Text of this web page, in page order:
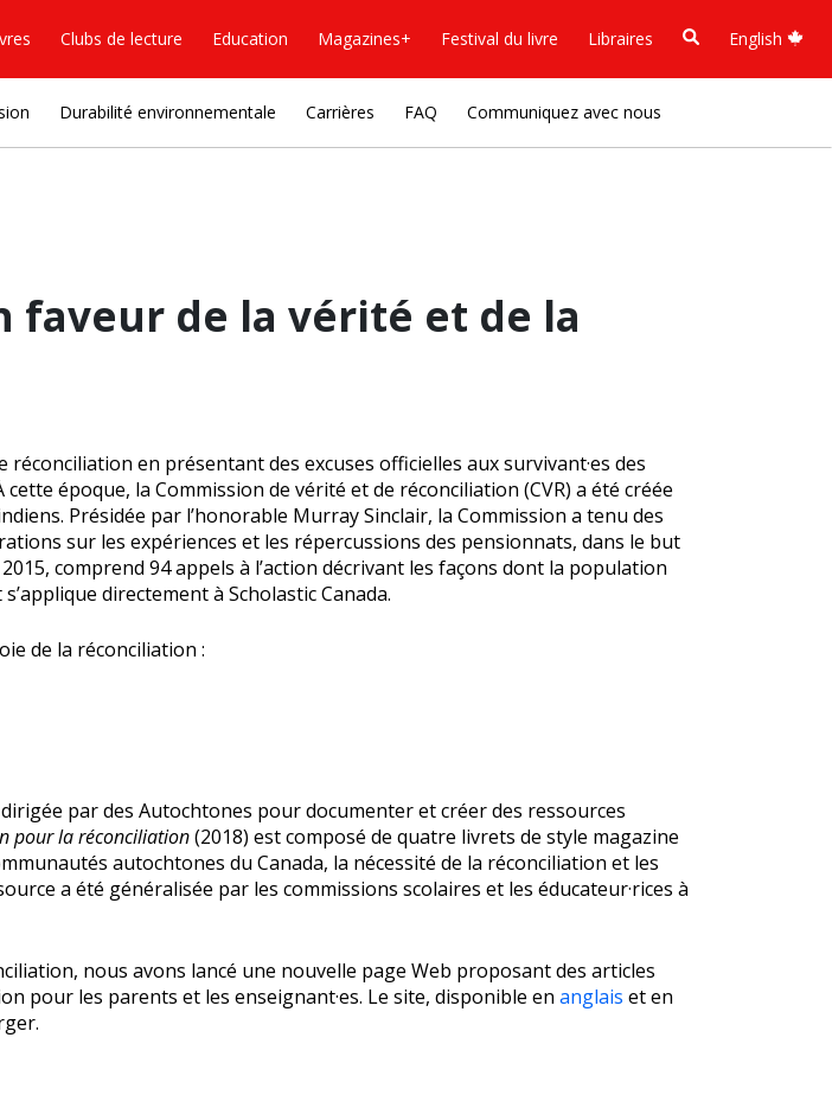
Clubs de lecture Education Magazines+ Festival du livre Libraires English
Durabilité environnementale Carrières FAQ Communiquez avec nous
faveur de la vérité et de la
en présentant des excuses officielles aux survivant·es des
époque, la Commission de vérité et de réconciliation (CVR) a été créée
Présidée par l’honorable Murray Sinclair, la Commission a tenu des
sur les expériences et les répercussions des pensionnats, dans le but
comprend 94 appels à l’action décrivant les façons dont la population
directement à Scholastic Canada.
de la réconciliation :
par des Autochtones pour documenter et créer des ressources
pour la réconciliation(2018) est composé de quatre livrets de style magazine
autochtones du Canada, la nécessité de la réconciliation et les
a été généralisée par les commissions scolaires et les éducateur·rices à
nous avons lancé une nouvelle page Web proposant des articles
pour les parents et les enseignant·es. Le site, disponible en anglais et en